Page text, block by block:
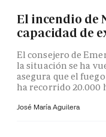
El incendio de
capacidad de
El consejero de
la situación se ha
asegura que el
ha recorrido 20.000
José María Aguilera